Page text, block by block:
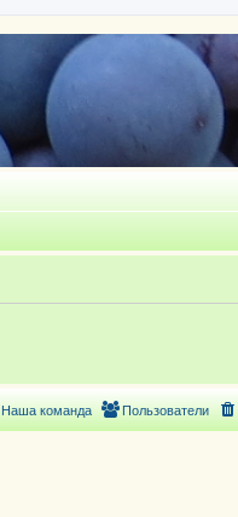
Пользователи
Наша команда